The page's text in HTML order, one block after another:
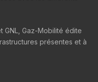
GNL, Gaz-Mobilité édite
présentes et à